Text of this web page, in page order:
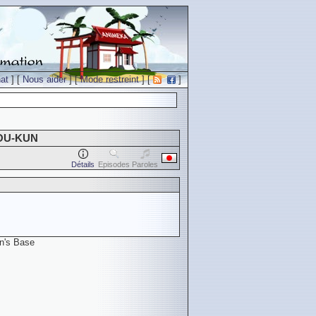
] [Nous aider] [Mode restreint] [ ]
KUN
Détails Episodes Paroles
Base